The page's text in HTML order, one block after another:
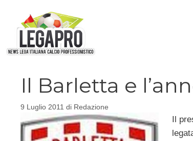
contenuto
Il Barletta e
9 Luglio 2011 di Redazione
Il